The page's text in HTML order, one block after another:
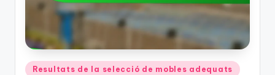
Posted
Resultats de la selecció de mobles adequats